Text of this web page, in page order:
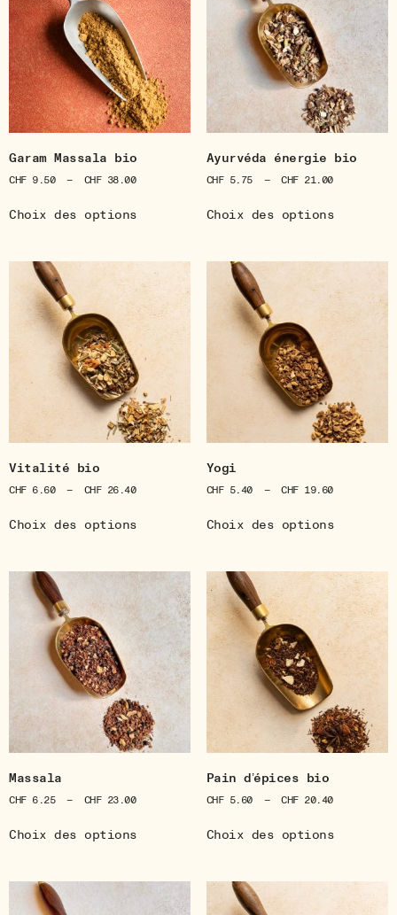
Garam Massala bio
CHF9.50 – CHF38.00
Choix des options
Ayurvéda énergie bio
CHF5.75 – CHF21.00
Choix des options
Vitalité bio
CHF6.60 – CHF26.40
Choix des options
Yogi
CHF5.40 – CHF19.60
Choix des options
Massala
CHF6.25 – CHF23.00
Choix des options
Pain d’épices bio
CHF5.60 – CHF20.40
Choix des options